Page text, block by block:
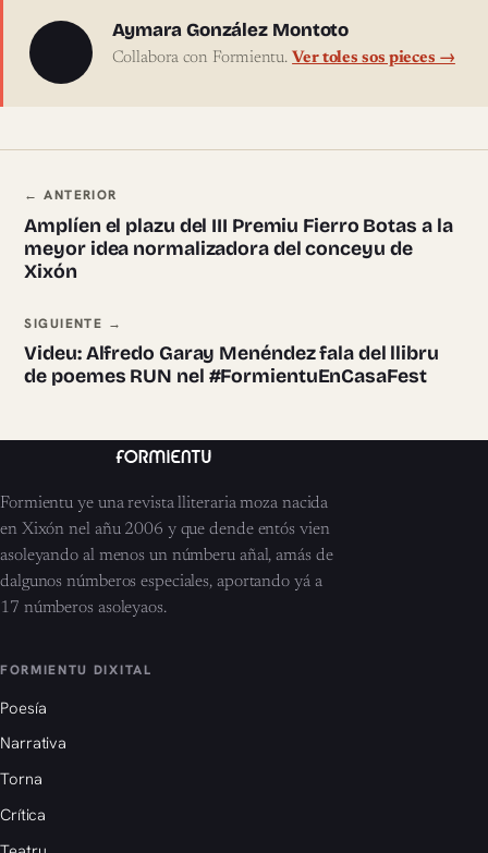
Sobre l'autor
Aymara González Montoto
Collabora con Formientu. Ver toles sos pieces →
Navegación ente pieces
← ANTERIOR
Amplíen el plazu del III Premiu Fierro Botas a la
meyor idea normalizadora del conceyu de
Xixón
SIGUIENTE →
Videu: Alfredo Garay Menéndez fala del llibru
de poemes RUN nel #FormientuEnCasaFest
Formientu ye una revista lliteraria moza nacida
en Xixón nel añu 2006 y que dende entós vien
asoleyando al menos un númberu añal, amás de
dalgunos númberos especiales, aportando yá a
17 númberos asoleyaos.
FORMIENTU DIXITAL
Poesía
Narrativa
Torna
Crítica